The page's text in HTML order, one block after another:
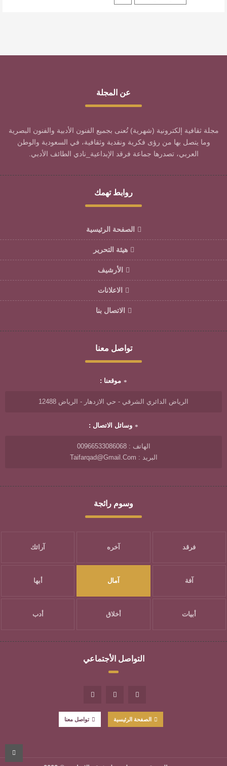
عن المجلة
مجلة ثقافية إلكترونية (شهرية) تُعنى بجميع الفنون الأدبية والفنون البصرية
وما يتصل بها من رؤى فكرية ونقدية وثقافية، في السعودية والوطن
العربي، تصدرها جماعة فرقد الإبداعية_نادي الطائف الأدبي.
روابط تهمك
الصفحة الرئيسية
هيئة التحرير
الأرشيف
الاعلانات
الاتصال بنا
تواصل معنا
موقعنا :
الرياض الدائري الشرقي - حي الازدهار - الرياض 12488
وسائل الاتصال :
الهاتف : 00966533086068
البريد : Taifarqad@gmail.com
وسوم رائجة
فرقد آخره آرائك
آفة آمال أبها
أبيات أخلاق أدب
التواصل الأجتماعي
الصفحة الرئيسية تواصل معنا